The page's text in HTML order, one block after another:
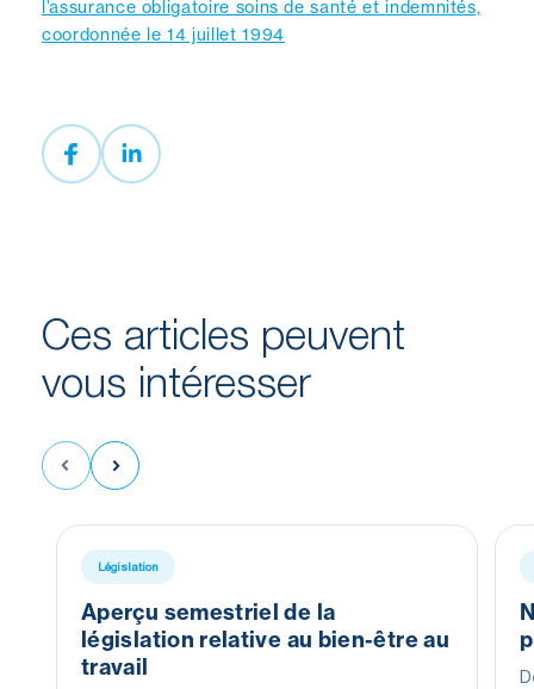
l’assurance obligatoire soins de santé et indemnités,
coordonnée le 14 juillet 1994
Ces articles peuvent
vous intéresser
Législation
Aperçu semestriel de la
législation relative au bien-être au
travail